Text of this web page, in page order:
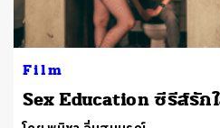
Film
Sex Education ซีรีส์รัก